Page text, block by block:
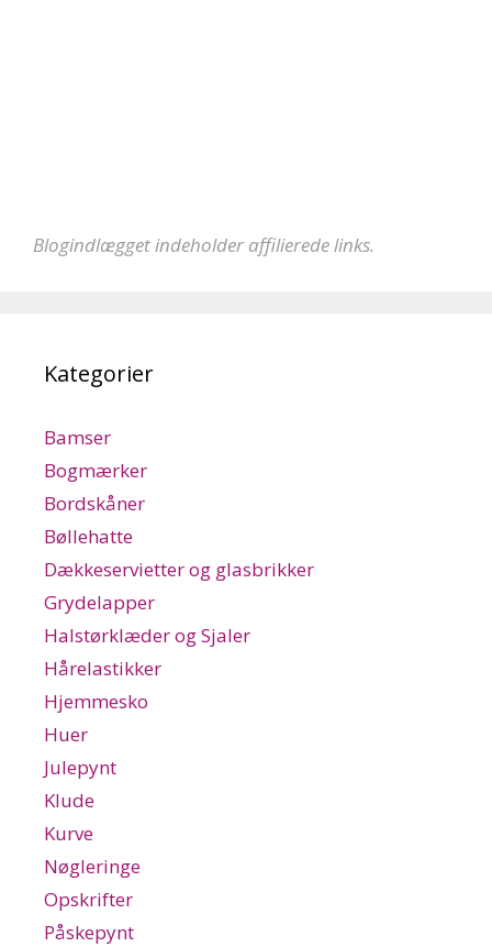
Blogindlægget indeholder affilierede links.
Kategorier
Bamser
Bogmærker
Bordskåner
Bøllehatte
Dækkeservietter og glasbrikker
Grydelapper
Halstørklæder og Sjaler
Hårelastikker
Hjemmesko
Huer
Julepynt
Klude
Kurve
Nøgleringe
Opskrifter
Påskepynt